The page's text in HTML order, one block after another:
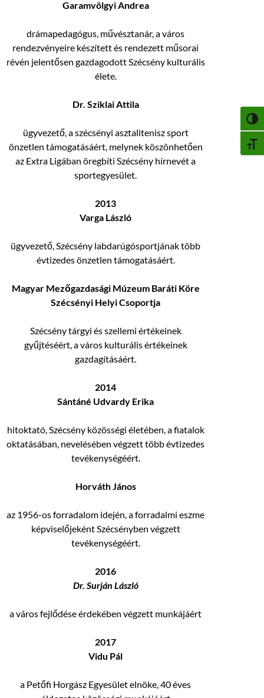
Garamvölgyi Andrea
drámapedagógus, művésztanár, a város
rendezvényeire készített és rendezett műsorai
révén jelentősen gazdagodott Szécsény kulturális
élete.
Dr. Sziklai Attila
ügyvezető, a szécsényi asztalitenisz sport
önzetlen támogatásáért, melynek köszönhetően
az Extra Ligában öregbíti Szécsény hírnevét a
sportegyesület.
2013
Varga László
ügyvezető, Szécsény labdarúgósportjának több
évtizedes önzetlen támogatásáért.
Magyar Mezőgazdasági Múzeum Baráti Köre
Szécsényi Helyi Csoportja
Szécsény tárgyi és szellemi értékeinek
gyűjtéséért, a város kulturális értékeinek
gazdagításáért.
2014
Sántáné Udvardy Erika
hitoktató, Szécsény közösségi életében, a fiatalok
oktatásában, nevelésében végzett több évtizedes
tevékenységéért.
Horváth János
az 1956-os forradalom idején, a forradalmi eszme
képviselőjeként Szécsényben végzett
tevékenységéért.
2016
Dr. Surján László
a város fejlődése érdekében végzett munkájáért
2017
Vidu Pál
a Petőfi Horgász Egyesület elnöke, 40 éves